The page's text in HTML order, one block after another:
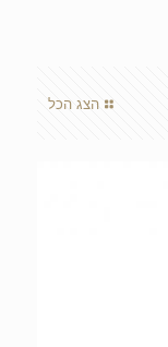
הצג הכל